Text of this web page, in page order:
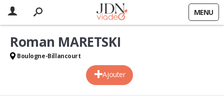
MENU
Ajouter
Roman MARETSKI
Boulogne-Billancourt